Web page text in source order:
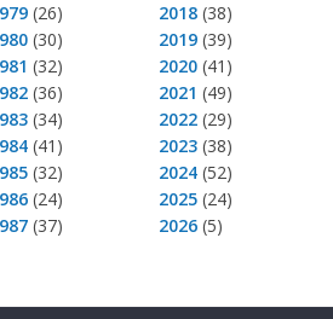
(26)
(30)
(32)
(36)
(34)
(41)
(32)
(24)
(37)
2018 (38)
2019 (39)
2020 (41)
2021 (49)
2022 (29)
2023 (38)
2024 (52)
2025 (24)
2026 (5)